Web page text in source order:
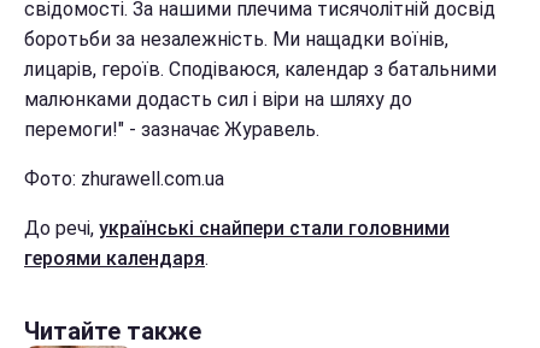
свідомості. За нашими плечима тисячолітній досвід
боротьби за незалежність. Ми нащадки воїнів,
лицарів, героїв. Сподіваюся, календар з батальними
малюнками додасть сил і віри на шляху до
перемоги!" - зазначає Журавель.
Фото: zhurawell.com.ua
До речі, українські снайпери стали головними
героями календаря.
Читайте также